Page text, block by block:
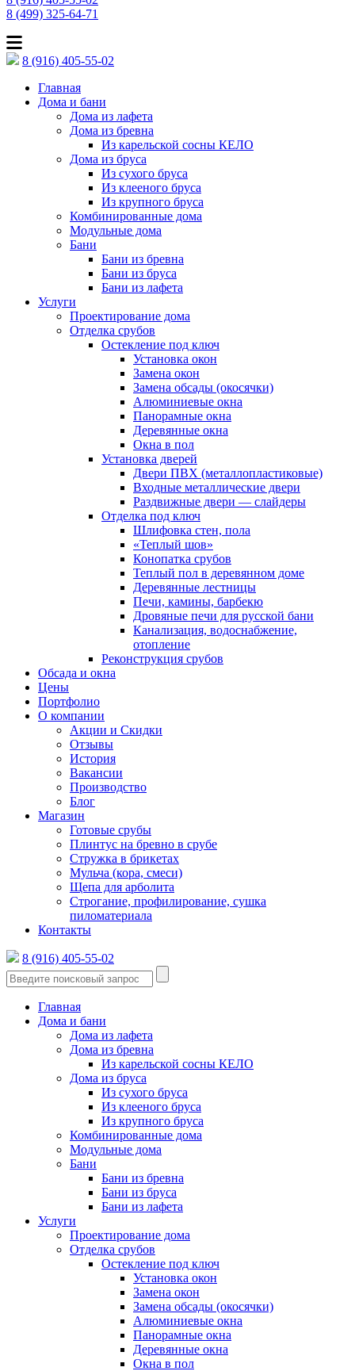
8 (499) 325-64-71
8 (916) 405-55-02
Главная
Дома и бани
Дома из лафета
Дома из бревна
Из карельской сосны КЕЛО
Дома из бруса
Из сухого бруса
Из клееного бруса
Из крупного бруса
Комбинированные дома
Модульные дома
Бани
Бани из бревна
Бани из бруса
Бани из лафета
Услуги
Проектирование дома
Отделка срубов
Остекление под ключ
Установка окон
Замена окон
Замена обсады (окосячки)
Алюминиевые окна
Панорамные окна
Деревянные окна
Окна в пол
Установка дверей
Двери ПВХ (металлопластиковые)
Входные металлические двери
Раздвижные двери — слайдеры
Отделка под ключ
Шлифовка стен, пола
«Теплый шов»
Конопатка срубов
Теплый пол в деревянном доме
Деревянные лестницы
Печи, камины, барбекю
Дровяные печи для русской бани
Канализация, водоснабжение,
отопление
Реконструкция срубов
Обсада и окна
Цены
Портфолио
О компании
Акции и Скидки
Отзывы
История
Вакансии
Производство
Блог
Магазин
Готовые срубы
Плинтус на бревно в срубе
Стружка в брикетах
Мульча (кора, смеси)
Щепа для арболита
Строгание, профилирование, сушка
пиломатериала
Контакты
8 (916) 405-55-02
Главная
Дома и бани
Дома из лафета
Дома из бревна
Из карельской сосны КЕЛО
Дома из бруса
Из сухого бруса
Из клееного бруса
Из крупного бруса
Комбинированные дома
Модульные дома
Бани
Бани из бревна
Бани из бруса
Бани из лафета
Услуги
Проектирование дома
Отделка срубов
Остекление под ключ
Установка окон
Замена окон
Замена обсады (окосячки)
Алюминиевые окна
Панорамные окна
Деревянные окна
Окна в пол